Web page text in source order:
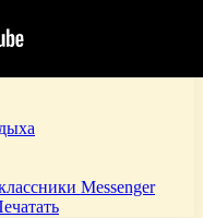
Messenger